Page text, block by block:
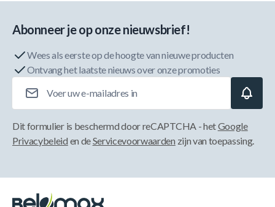
Abonneer je op onze nieuwsbrief!
Wees als eerste op de hoogte van nieuwe producten
Ontvang het laatste nieuws over onze promoties
Dit formulier is beschermd door reCAPTCHA - hetGoogle
Privacybeleid en deServicevoorwaarden zijn van toepassing.